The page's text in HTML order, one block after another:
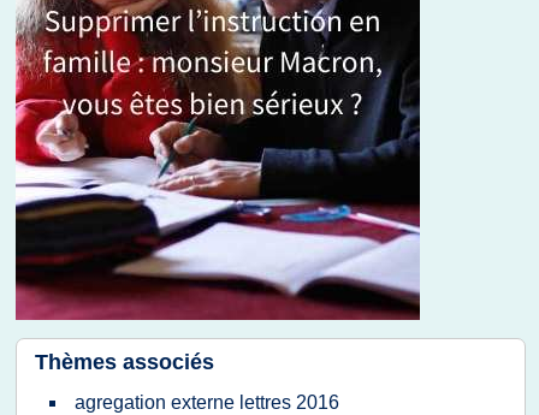
Thèmes associés
agregation externe lettres 2016